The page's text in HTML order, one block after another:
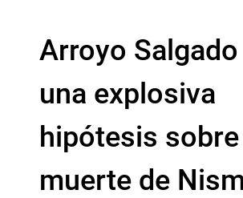
Arroyo
una explosiva
hipótesis
muerte de